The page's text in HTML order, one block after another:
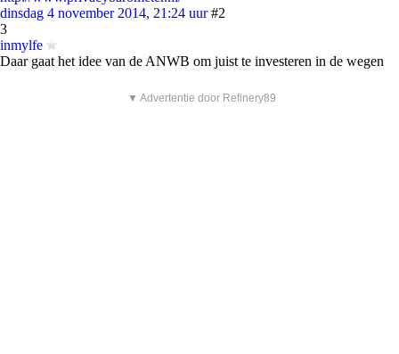
dinsdag 4 november 2014, 21:24 uur #2
3
inmylfe
Daar gaat het idee van de ANWB om juist te investeren in de wegen
▼ Advertentie door Refinery89